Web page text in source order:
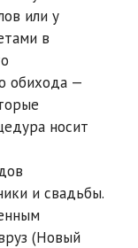
или у
в
обихода —
носит
и свадьбы.
(Новый